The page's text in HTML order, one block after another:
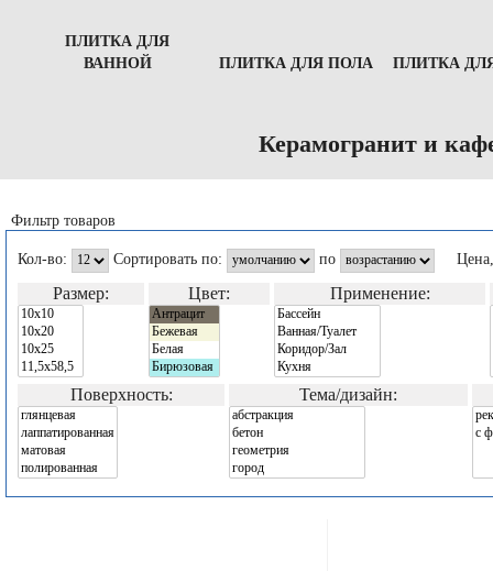
ПЛИТКА ДЛЯ
ВАННОЙ
ПЛИТКА ДЛЯ ПОЛА ПЛИТКА
Керамогранит и
Фильтр товаров
Кол-во: Сортировать по: по Цена
Размер: Цвет: Применение:
Поверхность: Тема/дизайн: